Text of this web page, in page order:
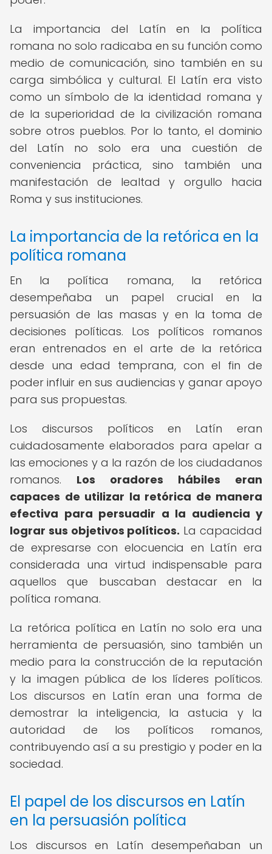
La importancia del Latín en la política
romana no solo radicaba en su función como
medio de comunicación, sino también en su
carga simbólica y cultural. El Latín era visto
como un símbolo de la identidad romana y
de la superioridad de la civilización romana
sobre otros pueblos. Por lo tanto, el dominio
del Latín no solo era una cuestión de
conveniencia práctica, sino también una
manifestación de lealtad y orgullo hacia
Roma y sus instituciones.
La importancia de la retórica en la
política romana
En la política romana, la retórica
desempeñaba un papel crucial en la
persuasión de las masas y en la toma de
decisiones políticas. Los políticos romanos
eran entrenados en el arte de la retórica
desde una edad temprana, con el fin de
poder influir en sus audiencias y ganar apoyo
para sus propuestas.
Los discursos políticos en Latín eran
cuidadosamente elaborados para apelar a
las emociones y a la razón de los ciudadanos
romanos. Los oradores hábiles eran
capaces de utilizar la retórica de manera
efectiva para persuadir a la audiencia y
lograr sus objetivos políticos. La capacidad
de expresarse con elocuencia en Latín era
considerada una virtud indispensable para
aquellos que buscaban destacar en la
política romana.
La retórica política en Latín no solo era una
herramienta de persuasión, sino también un
medio para la construcción de la reputación
y la imagen pública de los líderes políticos.
Los discursos en Latín eran una forma de
demostrar la inteligencia, la astucia y la
autoridad de los políticos romanos,
contribuyendo así a su prestigio y poder en la
sociedad.
El papel de los discursos en Latín
en la persuasión política
Los discursos en Latín desempeñaban un